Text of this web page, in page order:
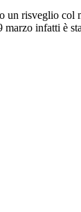
un risveglio col
infatti è